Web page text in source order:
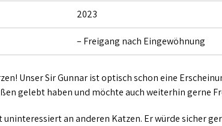
2023
– Freigang nach Eingewöhnung
Unser Sir Gunnar ist optisch schon eine
gelebt haben und möchte auch weiterhin gerne
uninteressiert an anderen Katzen. Er würde sicher